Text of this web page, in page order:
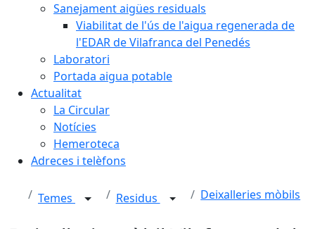
Sanejament aigües residuals
Viabilitat de l'ús de l'aigua regenerada de
l'EDAR de Vilafranca del Penedés
Laboratori
Portada aigua potable
Actualitat
La Circular
Notícies
Hemeroteca
Adreces i telèfons
Temes Residus Deixalleries mòbils